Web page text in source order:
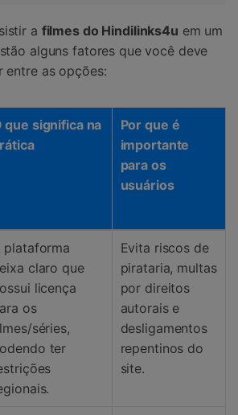
a filmes do Hindilinks4u em um
alguns fatores que você deve
entre as opções:
que significa na
Por que é
importante
para os
usuários
plataforma
claro que
licença
os
séries,
ter
Evita riscos de
pirataria, multas
por direitos
autorais e
desligamentos
repentinos do
site.